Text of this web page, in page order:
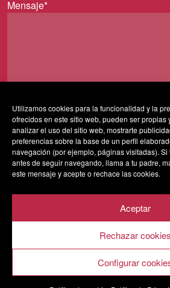
Utilizamos cookies para la funcionalidad y la
ofrecidos en este sitio web, pueden ser propias
analizar el uso del sitio web, mostrarte
preferencias sobre la base de un perfil
navegación (por ejemplo, páginas visitadas).
antes de seguir navegando, llama a tu padre,
este mensaje y acepte o rechace las cookies.
Aceptar
Rechazar cookies
Configurar
Mensaje*
Al usar este formulario accedes
gestión de tus datos por parte de
que has leído nuestra política de
POLÍTICA DE
POLÍTICA DE COOKIES
SALA VESTA 2020 © Todos los